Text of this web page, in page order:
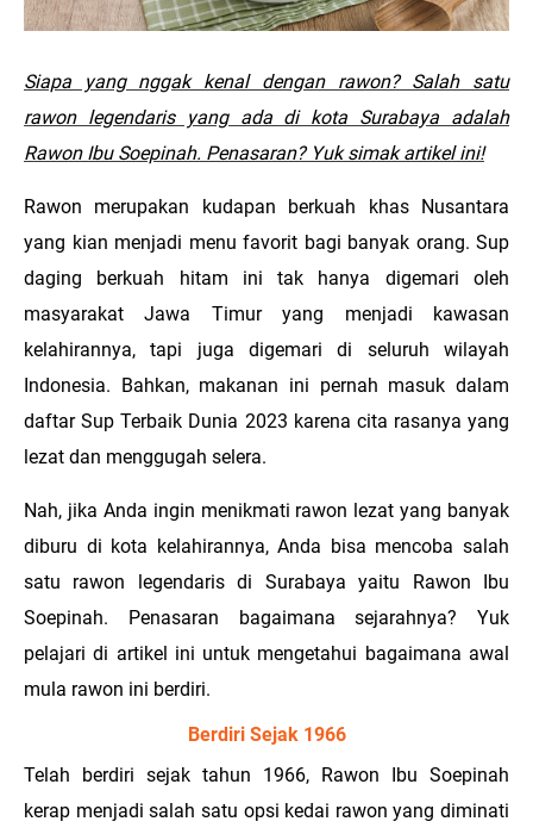
Siapa yang nggak kenal dengan rawon? Salah satu
rawon legendaris yang ada di kota Surabaya adalah
Rawon Ibu Soepinah. Penasaran? Yuk simak artikel ini!
Rawon merupakan kudapan berkuah khas Nusantara
yang kian menjadi menu favorit bagi banyak orang. Sup
daging berkuah hitam ini tak hanya digemari oleh
masyarakat Jawa Timur yang menjadi kawasan
kelahirannya, tapi juga digemari di seluruh wilayah
Indonesia. Bahkan, makanan ini pernah masuk dalam
daftar Sup Terbaik Dunia 2023 karena cita rasanya yang
lezat dan menggugah selera.
Nah, jika Anda ingin menikmati rawon lezat yang banyak
diburu di kota kelahirannya, Anda bisa mencoba salah
satu rawon legendaris di Surabaya yaitu Rawon Ibu
Soepinah. Penasaran bagaimana sejarahnya? Yuk
pelajari di artikel ini untuk mengetahui bagaimana awal
mula rawon ini berdiri.
Berdiri Sejak 1966
Telah berdiri sejak tahun 1966, Rawon Ibu Soepinah
kerap menjadi salah satu opsi kedai rawon yang diminati